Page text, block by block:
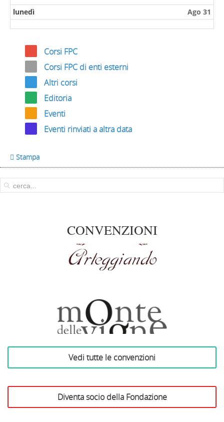
lunedì Ago 31
Corsi FPC
Corsi FPC di enti esterni
Altri corsi
Editoria
Eventi
Eventi rinviati a altra data
 Stampa
CONVENZIONI
Arteggiando
Azienda Vinicola Monte
Vedi tutte le convenzioni
Diventa socio della Fondazione